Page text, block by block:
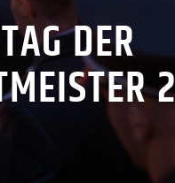
TAG DER